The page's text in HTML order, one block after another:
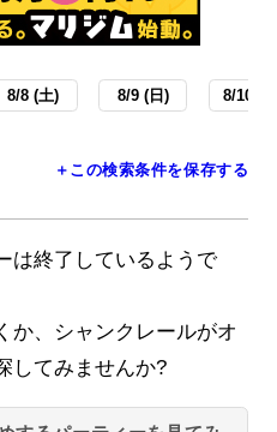
8/8 (土) 8/9 (日) 8/10 (
＋この検索条件を保存する
は終了しているようで
か、シャンクレールがオ
してみませんか?